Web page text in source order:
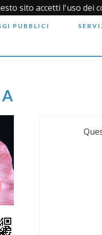
sito accetti l'uso dei
PUBBLICI